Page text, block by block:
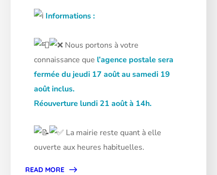
Informations :
Nous portons à votre
connaissance que l’agence postale sera
fermée du jeudi 17 août au samedi 19
août inclus.
Réouverture lundi 21 août à 14h.
La mairie reste quant à elle
ouverte aux heures habituelles.
READ MORE